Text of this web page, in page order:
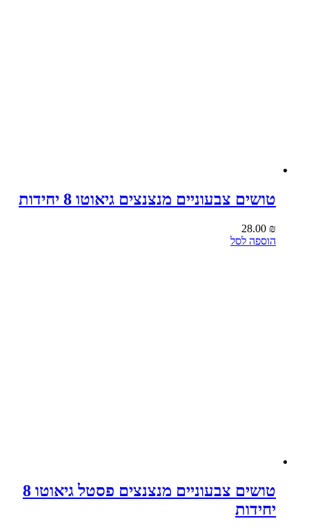
טושים צבעוניים מנצנצים גיאוטו 8 יחידות
28.00 ₪
הוספה לסל
טושים צבעוניים מנצנצים פסטל גיאוטו 8
יחידות